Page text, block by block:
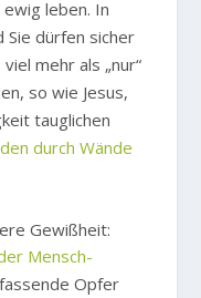
leben. In
Sie dürfen sicher
mehr als „nur“
so wie Jesus,
tauglichen
durch Wände
Gewißheit:
Mensch-
Opfer